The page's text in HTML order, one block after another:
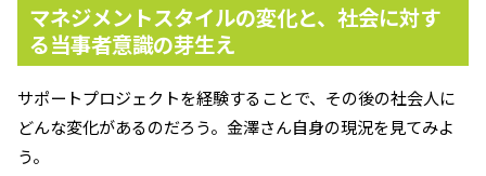
マネジメントスタイルの変化と、社会に対す
る当事者意識の芽生え
サポートプロジェクトを経験することで、その後の社会人に
どんな変化があるのだろう。金澤さん自身の現況を見てみよ
う。